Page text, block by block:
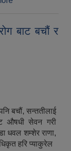
लाख राजश्व !
बाट बचौं र
बचौं, सन्ततीलाई
औषधी सेवन गरी
धवल शम्शेर राणा,
हरि प्याकुरेल